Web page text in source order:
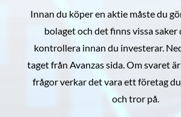
Innan du köper en aktie måste du
bolaget och det finns vissa saker
kontrollera innan du investerar.
taget från Avanzas sida. Om svaret
frågor verkar det vara ett företag
och tror på.